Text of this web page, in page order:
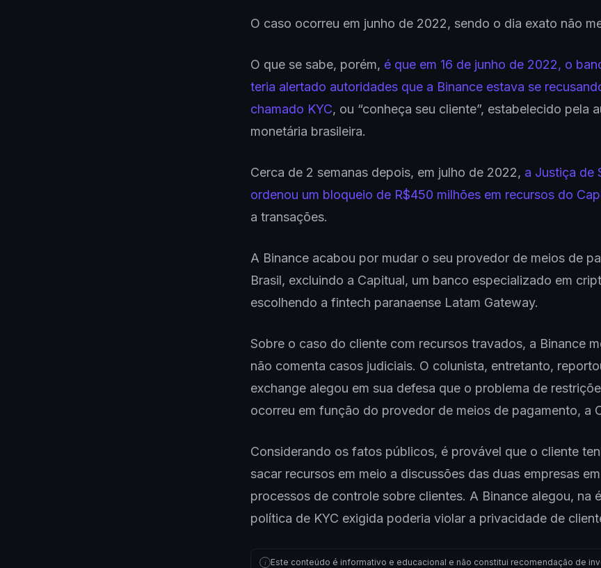
O caso ocorreu em junho de 2022, sendo o dia exato não
O que se sabe, porém, é que em 16 de junho de 2022, o
teria alertado autoridades que a Binance estava se
chamado KYC, ou “conheça seu cliente”, estabelecido pela
monetária brasileira.
Cerca de 2 semanas depois, em julho de 2022, a Justiça de
ordenou um bloqueio de R$450 milhões em recursos do
a transações.
A Binance acabou por mudar o seu provedor de meios de
Brasil, excluindo a Capitual, um banco especializado em
escolhendo a fintech paranaense Latam Gateway.
Sobre o caso do cliente com recursos travados, a Binance
não comenta casos judiciais. O colunista, entretanto,
exchange alegou em sua defesa que o problema de
ocorreu em função do provedor de meios de pagamento, a
Considerando os fatos públicos, é provável que o cliente
sacar recursos em meio a discussões das duas empresas
processos de controle sobre clientes. A Binance alegou, na
política de KYC exigida poderia violar a privacidade de
i Este conteúdo é informativo e educacional e não constitui recomendação de